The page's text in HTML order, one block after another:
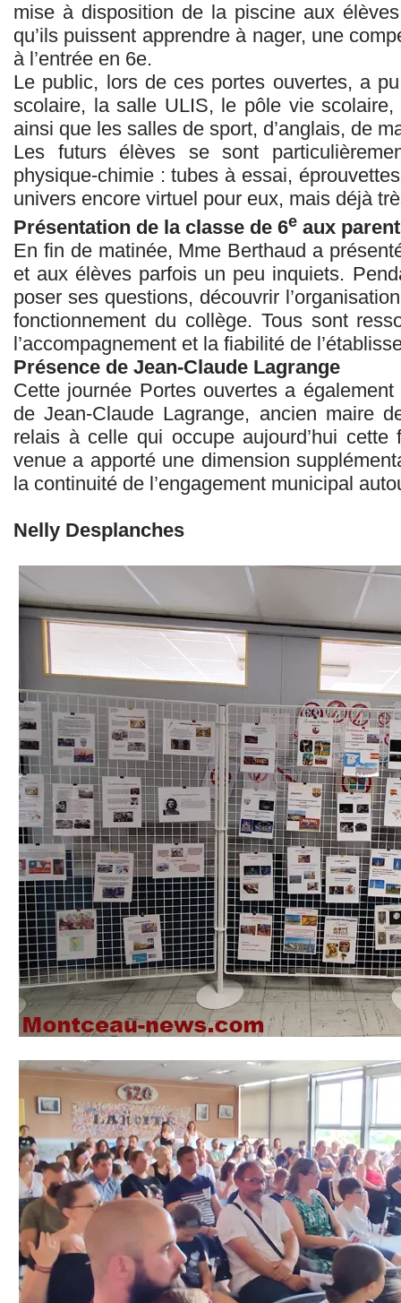
mise à disposition de la piscine aux
qu’ils puissent apprendre à nager, une
à l’entrée en 6e.
Le public, lors de ces portes ouvertes, a
scolaire, la salle ULIS, le pôle vie
ainsi que les salles de sport, d’anglais, de
Les futurs élèves se sont
physique-chimie : tubes à essai,
univers encore virtuel pour eux, mais déjà
Présentation de la classe de 6e aux
En fin de matinée, Mme Berthaud a
et aux élèves parfois un peu inquiets.
poser ses questions, découvrir
fonctionnement du collège. Tous sont
l’accompagnement et la fiabilité de
Présence de Jean-Claude Lagrange
Cette journée Portes ouvertes a
de Jean‑Claude Lagrange, ancien maire
relais à celle qui occupe aujourd’hui
venue a apporté une dimension
la continuité de l’engagement municipal
Nelly Desplanches